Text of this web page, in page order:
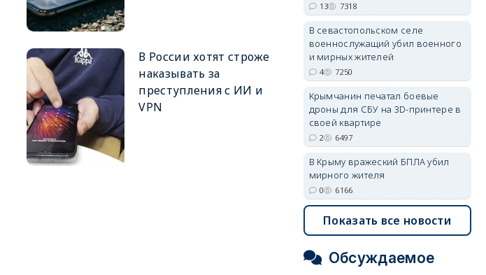
В России хотят строже
наказывать за
преступления с ИИ и
VPN
13 7318
В севастопольском селе
военнослужащий убил военного
и мирных жителей
4 7250
Крымчанин печатал боевые
дроны для СБУ на 3D-принтере в
своей квартире
2 6497
В Крыму вражеский БПЛА убил
мирного жителя
0 6166
Показать все новости
Обсуждаемое